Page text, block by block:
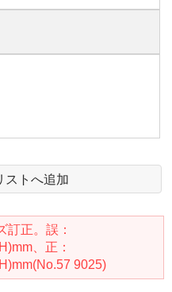
ストへ追加
訂正。誤：
、正：
9025)